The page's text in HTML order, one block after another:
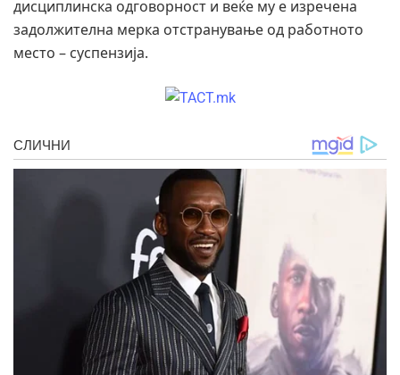
дисциплинска одговорност и веќе му е изречена
задолжителна мерка отстранување од работното
место – суспензија.